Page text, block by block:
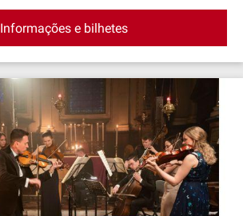
Informações e bilhetes